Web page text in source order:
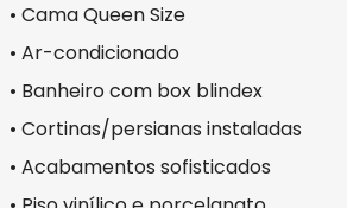
• Cama Queen Size
• Ar-condicionado
• Banheiro com box blindex
• Cortinas/persianas instaladas
• Acabamentos sofisticados